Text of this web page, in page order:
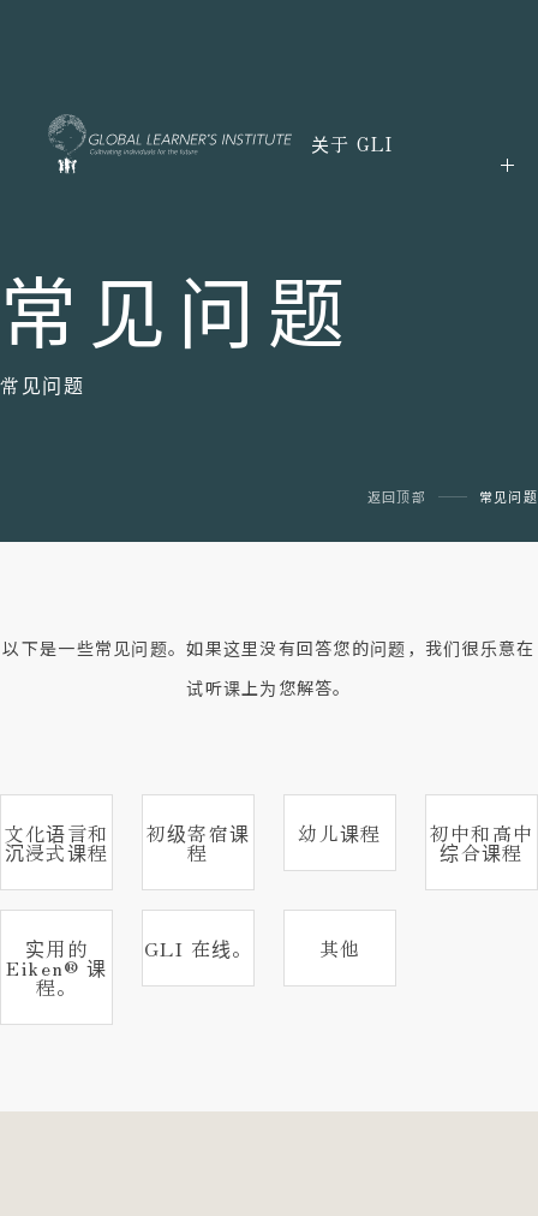
关于 GLI
常见问题
常见问题
返回顶部 常见问题
以下是一些常见问题。如果这里没有回答您的问题，我们很乐意在
试听课上为您解答。
文化语言和
沉浸式课程
初级寄宿课
程
幼儿课程 初中和高中
综合课程
实用的
Eiken® 课
程。
GLI 在线。 其他